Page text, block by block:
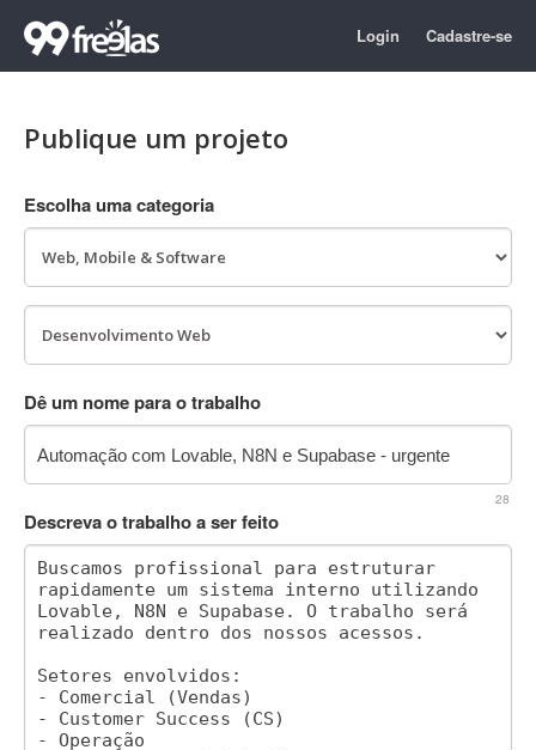
Login Cadastre-se
Publique um projeto
Escolha uma categoria
Dê um nome para o trabalho
28
Descreva o trabalho a ser feito